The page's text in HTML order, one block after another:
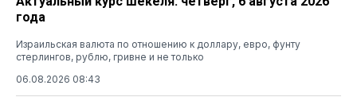
года
Израильская валюта по отношению к доллару, евро, фунту
стерлингов, рублю, гривне и не только
06.08.2026 08:43